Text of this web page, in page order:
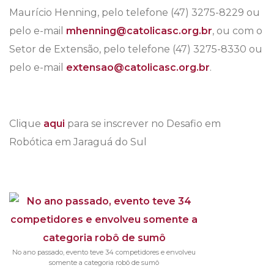
Maurício Henning, pelo telefone (47) 3275-8229 ou
pelo e-mail mhenning@catolicasc.org.br, ou com o
Setor de Extensão, pelo telefone (47) 3275-8330 ou
pelo e-mail extensao@catolicasc.org.br.
Clique aqui para se inscrever no Desafio em
Robótica em Jaraguá do Sul
No ano passado, evento teve 34 competidores e envolveu
somente a categoria robô de sumô